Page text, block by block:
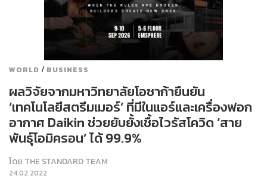
WORLD / BUSINESS
ผลวิจัยจากมหาวิทยาลัยโอซาก้ายืนยัน
‘เทคโนโลยีสตรีมเมอร์’ ที่มีในแอร์และเครื่องฟอก
อากาศ Daikin ช่วยยับยั้งเชื้อไวรัสโควิด ‘สาย
พันธุ์โอมิครอน’ ได้ 99.9%
โดย THE STANDARD TEAM
24.02.2022